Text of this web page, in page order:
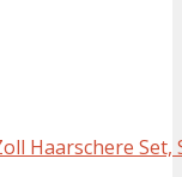
Haarschere